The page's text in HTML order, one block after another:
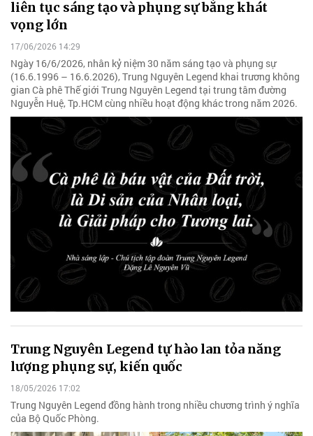
liên tục sáng tạo và phụng sự bằng khát
vọng lớn
17/06/2026 14:29
Ngày 16/6/2026, nhân kỷ niệm 30 năm sáng tạo và phụng sự
(16.6.1996 – 16.6.2026), Trung Nguyên Legend khai trương không
gian Cà phê Thế giới Trung Nguyên Legend tại trung tâm đường
Nguyễn Huệ, Tp.HCM cùng nhiều hoạt động khác trong năm 2026.
Trung Nguyên Legend tự hào lan tỏa năng
lượng phụng sự, kiến quốc
18/05/2026 17:02
Trung Nguyên Legend đồng hành trong nhiều chương trình ý nghĩa
của Bộ Quốc Phòng.